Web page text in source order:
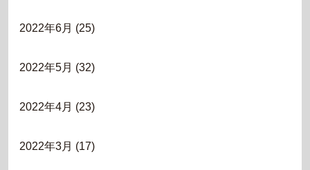
2022年6月 (25)
2022年5月 (32)
2022年4月 (23)
2022年3月 (17)